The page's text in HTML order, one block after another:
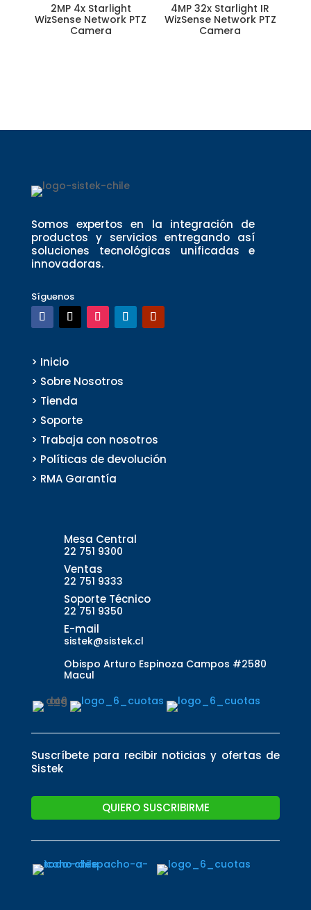
2MP 4x Starlight
WizSense Network PTZ
Camera
4MP 32x Starlight IR
WizSense Network PTZ
Camera
Somos expertos en la integración de
productos y servicios entregando así
soluciones tecnológicas unificadas e
innovadoras.
Síguenos
> Inicio
> Sobre Nosotros
> Tienda
> Soporte
> Trabaja con nosotros
> Políticas de devolución
> RMA Garantía
Mesa Central
22 751 9300
Ventas
22 751 9333
Soporte Técnico
22 751 9350
E-mail
sistek@sistek.cl
Obispo Arturo Espinoza Campos #2580
Macul
Suscríbete para recibir noticias y ofertas de
Sistek
QUIERO SUSCRIBIRME